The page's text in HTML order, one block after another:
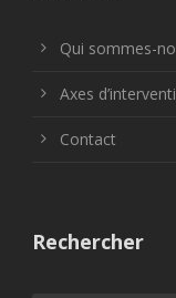
Qui sommes-
Axes
Contact
Rechercher